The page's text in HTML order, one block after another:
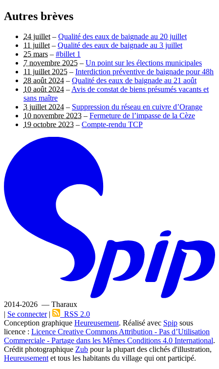
Autres brèves
24 juillet– Qualité des eaux de baignade au 20 juillet
11 juillet– Qualité des eaux de baignade au 3 juillet
25 mars – #billet 1
7 novembre 2025 – Un point sur les élections municipales
11 juillet 2025 – Interdiction préventive de baignade pour 48h
28 août 2024 – Qualité des eaux de baignade au 21 août
10 août 2024 –Avis de constat de biens présumés vacants et
sans maître
3 juillet 2024 – Suppression du réseau en cuivre d’Orange
10 novembre 2023 – Fermeture de l’impasse de la Cèze
19 octobre 2023 – Compte-rendu TCP
2014-2026 — Tharaux
| Se connecter|
RSS 2.0
Conception graphique Heureusement. Réalisé avec Spip sous
licence : Licence Creative Commons Attribution - Pas d’Utilisation
Commerciale - Partage dans les Mêmes Conditions 4.0 International.
Crédit photographique Zub pour la plupart des clichés d'illustration,
Heureusement et tous les habitants du village qui ont participé.